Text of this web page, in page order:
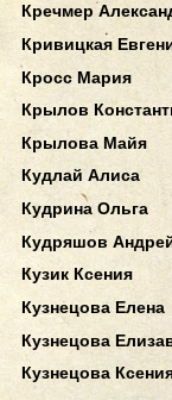
Кречмер
Кривицкая
Кросс Мария
Крылов
Крылова Майя
Кудлай Алиса
Кудрина Ольга
Кудряшов
Кузик Ксения
Кузнецова Елена
Кузнецова
Кузнецова